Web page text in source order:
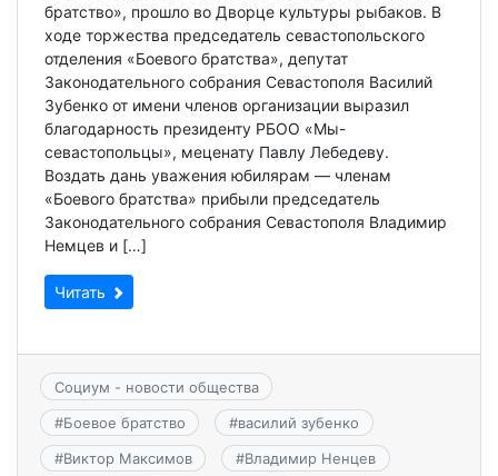
братство», прошло во Дворце культуры рыбаков. В
ходе торжества председатель севастопольского
отделения «Боевого братства», депутат
Законодательного собрания Севастополя Василий
Зубенко от имени членов организации выразил
благодарность президенту РБОО «Мы-
севастопольцы», меценату Павлу Лебедеву.
Воздать дань уважения юбилярам — членам
«Боевого братства» прибыли председатель
Законодательного собрания Севастополя Владимир
Немцев и […]
Читать
Социум - новости общества
#Боевое братство #василий зубенко
#Виктор Максимов #Владимир Ненцев